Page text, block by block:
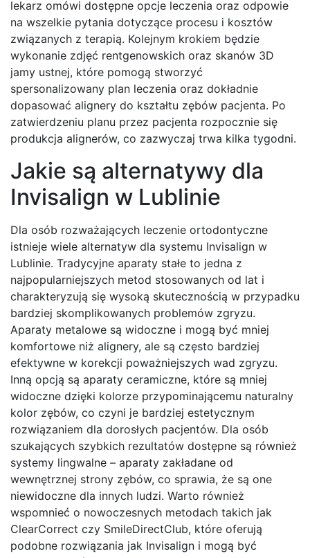
lekarz omówi dostępne opcje leczenia oraz odpowie
na wszelkie pytania dotyczące procesu i kosztów
związanych z terapią. Kolejnym krokiem będzie
wykonanie zdjęć rentgenowskich oraz skanów 3D
jamy ustnej, które pomogą stworzyć
spersonalizowany plan leczenia oraz dokładnie
dopasować alignery do kształtu zębów pacjenta. Po
zatwierdzeniu planu przez pacjenta rozpocznie się
produkcja alignerów, co zazwyczaj trwa kilka tygodni.
Jakie są alternatywy dla
Invisalign w Lublinie
Dla osób rozważających leczenie ortodontyczne
istnieje wiele alternatyw dla systemu Invisalign w
Lublinie. Tradycyjne aparaty stałe to jedna z
najpopularniejszych metod stosowanych od lat i
charakteryzują się wysoką skutecznością w przypadku
bardziej skomplikowanych problemów zgryzu.
Aparaty metalowe są widoczne i mogą być mniej
komfortowe niż alignery, ale są często bardziej
efektywne w korekcji poważniejszych wad zgryzu.
Inną opcją są aparaty ceramiczne, które są mniej
widoczne dzięki kolorze przypominającemu naturalny
kolor zębów, co czyni je bardziej estetycznym
rozwiązaniem dla dorosłych pacjentów. Dla osób
szukających szybkich rezultatów dostępne są również
systemy lingwalne – aparaty zakładane od
wewnętrznej strony zębów, co sprawia, że są one
niewidoczne dla innych ludzi. Warto również
wspomnieć o nowoczesnych metodach takich jak
ClearCorrect czy SmileDirectClub, które oferują
podobne rozwiązania jak Invisalign i mogą być